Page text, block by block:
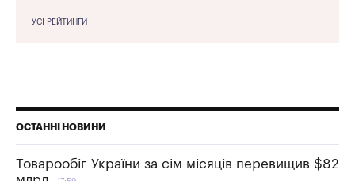
УСІ РЕЙТИНГИ
ОСТАННІ НОВИНИ
Товарообіг України за сім місяців перевищив $82